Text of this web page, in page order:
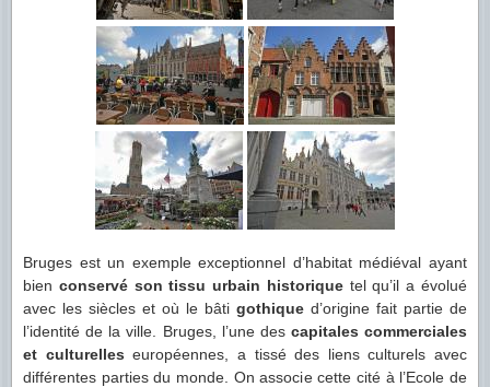
Bruges est un exemple exceptionnel d’habitat médiéval ayant
bien conservé son tissu urbain historiquetel qu’il a évolué
avec les siècles et où le bâti gothique d’origine fait partie de
l’identité de la ville. Bruges, l’une des capitales commerciales
et culturelles européennes, a tissé des liens culturels avec
différentes parties du monde. On associe cette cité à l’Ecole de